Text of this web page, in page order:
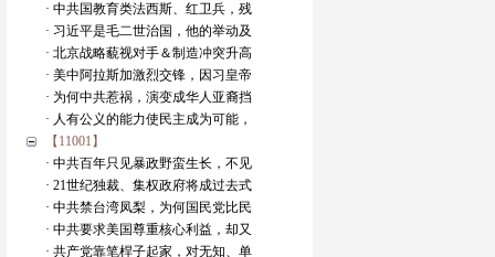
· 中共国教育类法西斯、红卫兵，残
· 习近平是毛二世治国，他的举动及
· 北京战略藐视对手＆制造冲突升高
· 美中阿拉斯加激烈交锋，因习皇帝
· 为何中共惹祸，演变成华人亚裔挡
· 人有公义的能力使民主成为可能，
【11001】
· 中共百年只见暴政野蛮生长，不见
· 21世纪独裁、集权政府将成过去式
· 中共禁台湾凤梨，为何国民党比民
· 中共要求美国尊重核心利益，却又
· 共产党靠笔桿子起家，对无知、单